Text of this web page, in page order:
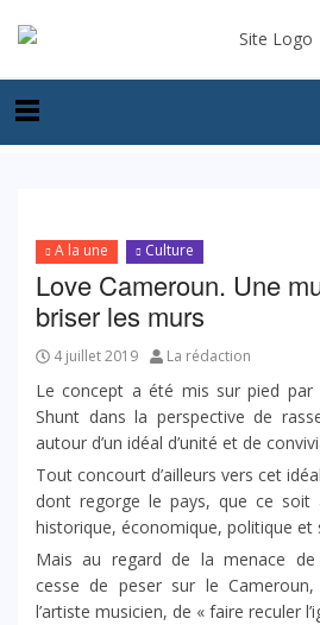
A la une Culture
Love Cameroun. Une
briser les murs
4 juillet 2019 La rédaction
Le concept a été mis sur pied par
Shunt dans la perspective de
autour d’un idéal d’unité et de
Tout concourt d’ailleurs vers cet
dont regorge le pays, que ce soit
historique, économique, politique et
Mais au regard de la menace de
cesse de peser sur le
l’artiste musicien, de « faire reculer